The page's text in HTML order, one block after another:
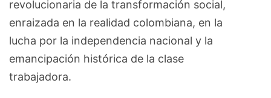
revolucionaria de la transformación social,
enraizada en la realidad colombiana, en la
lucha por la independencia nacional y la
emancipación histórica de la clase
trabajadora.